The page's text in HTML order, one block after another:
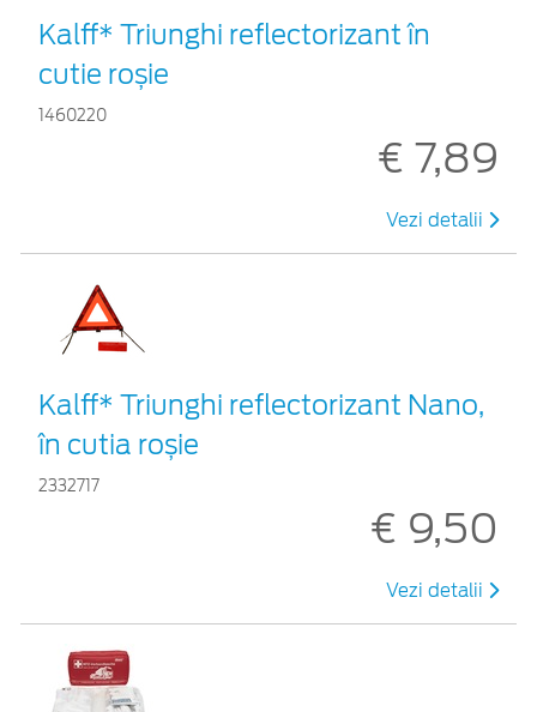
Kalff* Triunghi reflectorizant în
cutie roșie
1460220
€ 7,89
Vezi detalii
Kalff* Triunghi reflectorizant Nano,
în cutia roșie
2332717
€ 9,50
Vezi detalii